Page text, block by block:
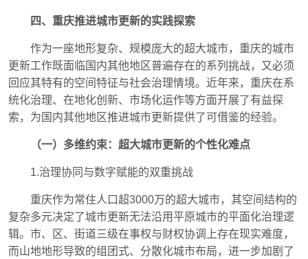
四、重庆推进城市更新的实践探索
作为一座地形复杂、规模庞大的超大城市，重庆的城市
更新工作既面临国内其他地区普遍存在的系列挑战，又必须
回应其特有的空间特征与社会治理情境。近年来，重庆在系
统化治理、在地化创新、市场化运作等方面开展了有益探
索，为国内其他地区推进城市更新提供了可借鉴的经验。
（一）多维约束：超大城市更新的个性化难点
1.治理协同与数字赋能的双重挑战
重庆作为常住人口超3000万的超大城市，其空间结构的
复杂多元决定了城市更新无法沿用平原城市的平面化治理逻
辑。市、区、街道三级在事权与财权协调上存在现实难度，
而山地地形导致的组团式、分散化城市布局，进一步加剧了